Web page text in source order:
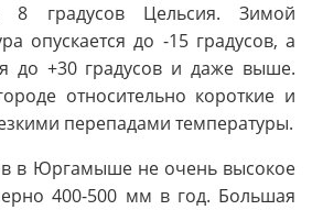
8 градусов Цельсия. Зимой
опускается до -15 градусов, а
до +30 градусов и даже выше.
относительно короткие и
перепадами температуры.
в Юргамыше не очень высокое
400-500 мм в год. Большая